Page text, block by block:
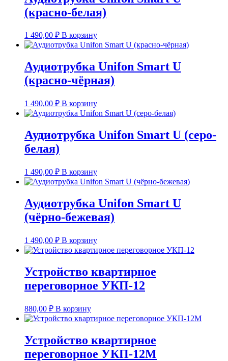
(красно-белая)
1 490,00 ₽ В корзину
Аудиотрубка Unifon Smart U
(красно-чёрная)
1 490,00 ₽ В корзину
Аудиотрубка Unifon Smart U (серо-
белая)
1 490,00 ₽ В корзину
Аудиотрубка Unifon Smart U
(чёрно-бежевая)
1 490,00 ₽ В корзину
Устройство квартирное
переговорное УКП-12
880,00 ₽ В корзину
Устройство квартирное
переговорное УКП-12M